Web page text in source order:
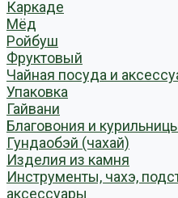
Каркаде
Мёд
Ройбуш
Фруктовый
Чайная посуда и
Упаковка
Гайвани
Благовония и
Гундаобэй (чахай)
Изделия из камня
Инструменты, чахэ,
аксессуары